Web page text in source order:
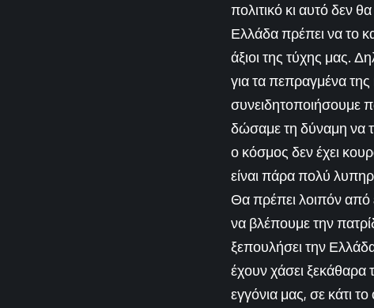
πολιτικό κι αυτό δεν
Ελλάδα πρέπει να το
άξιοι της τύχης μας.
για τα πεπραγμένα
συνειδητοποιήσουμε
δώσαμε τη δύναμη να
ο κόσμος δεν έχει
είναι πάρα πολύ
Θα πρέπει λοιπόν από
να βλέπουμε την
ξεπουλήσει την
έχουν χάσει ξεκάθαρα
εγγόνια μας, σε κάτι